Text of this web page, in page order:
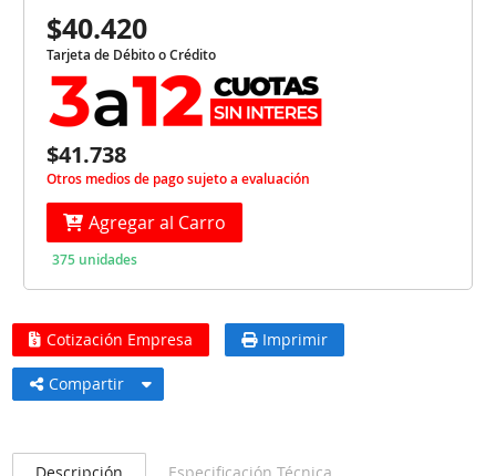
$40.420
Tarjeta de Débito o Crédito
$41.738
Otros medios de pago sujeto a evaluación
Agregar al Carro
375 unidades
Cotización Empresa Imprimir
Compartir
Descripción Especificación Técnica